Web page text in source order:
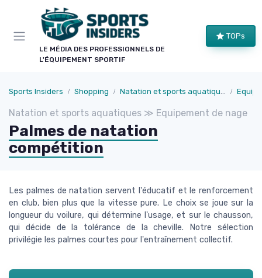
LE MÉDIA DES PROFESSIONNELS DE
L'ÉQUIPEMENT SPORTIF
TOPs
Sports Insiders Shopping Natation et sports aquatiques
Natation et sports aquatiques ≫ Equipement de nage
Palmes de natation
compétition
Les palmes de natation servent l'éducatif et le renforcement
en club, bien plus que la vitesse pure. Le choix se joue sur la
longueur du voilure, qui détermine l'usage, et sur le chausson,
qui décide de la tolérance de la cheville. Notre sélection
privilégie les palmes courtes pour l'entraînement collectif.
×
Bons plans sur le matériel de structure, alertes
comparatifs avant leur publication. Pour ceux qui
équipent un club, une salle ou une collectivité.
Avant-premières Normes & sécurité
Panneau de gestion des cookies